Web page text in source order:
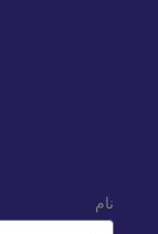
نام